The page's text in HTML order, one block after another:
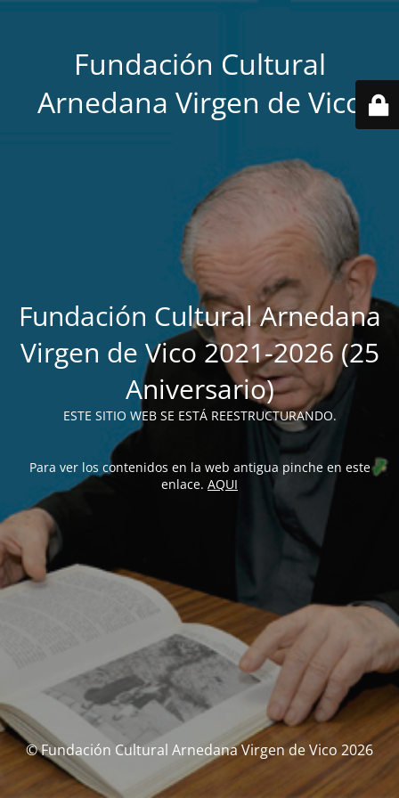
Fundación Cultural
Arnedana Virgen de Vico
Fundación Cultural Arnedana
Virgen de Vico 2021-2026 (25
Aniversario)
ESTE SITIO WEB SE ESTÁ REESTRUCTURANDO.
Para ver los contenidos en la web antigua pinche en este
enlace. AQUI
© Fundación Cultural Arnedana Virgen de Vico 2026